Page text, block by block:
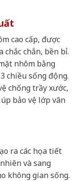
cao cấp, được
chắc chắn, bền bỉ.
nhôm bằng
chiều sống động.
chống trầy xước,
bảo vệ lớp vân
ra các họa tiết
và sang
không gian sống.